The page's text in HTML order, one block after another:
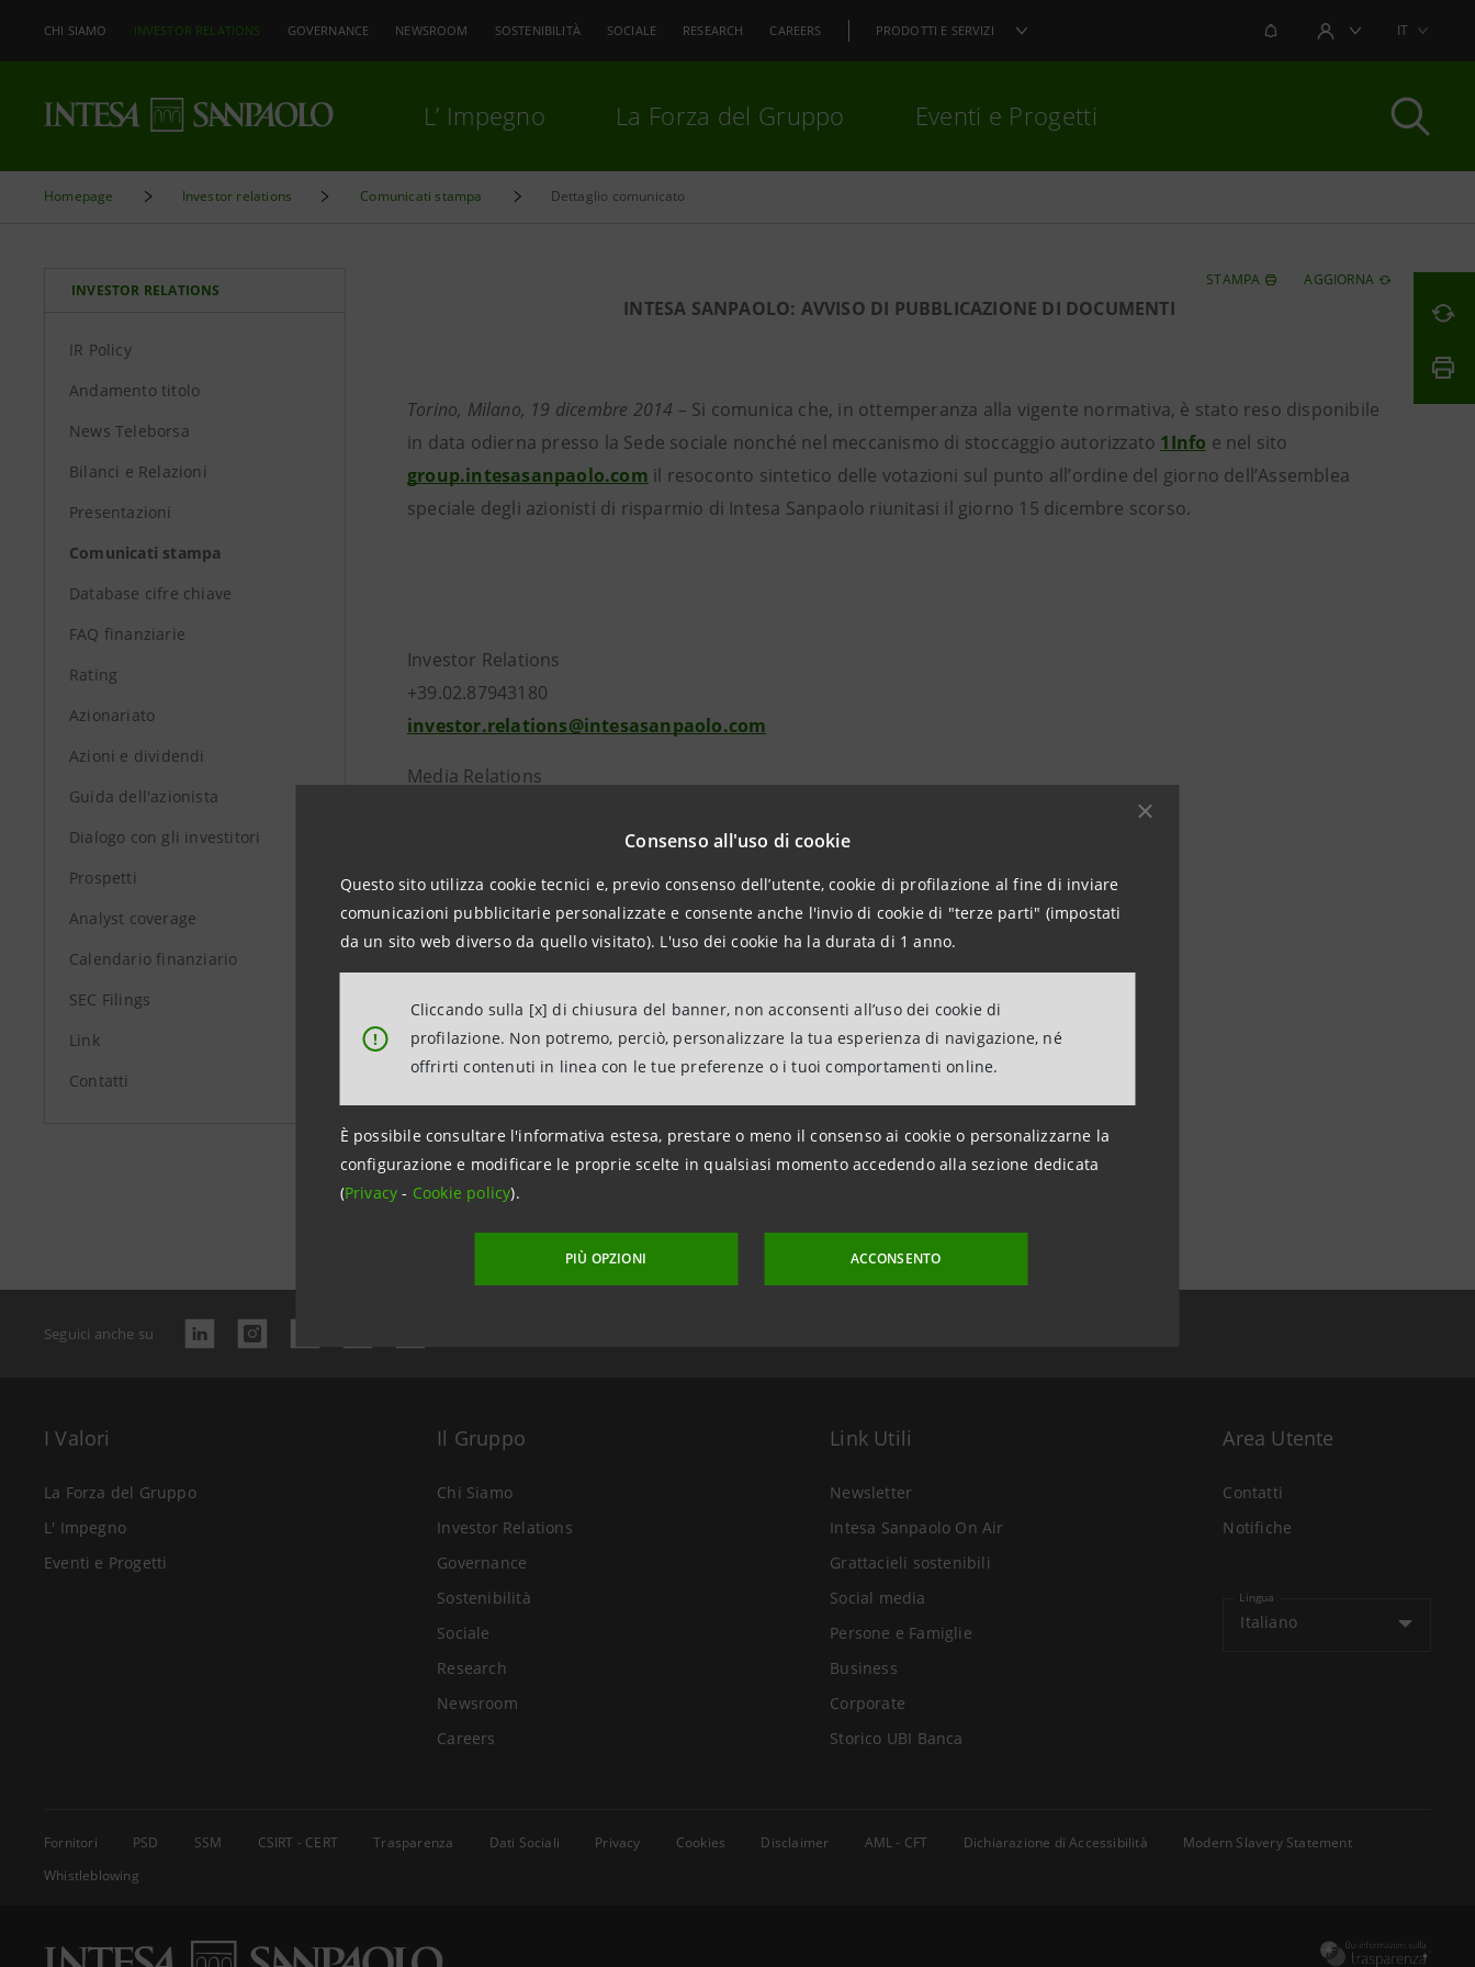
Consenso all'uso di cookie
Questo sito utilizza cookie tecnici e, previo consenso dell’utente, cookie di profilazione al fine di inviare
comunicazioni pubblicitarie personalizzate e consente anche l'invio di cookie di "terze parti" (impostati
da un sito web diverso da quello visitato). L'uso dei cookie ha la durata di 1 anno.
!
Cliccando sulla [x] di chiusura del banner, non acconsenti all’uso dei cookie di
profilazione. Non potremo, perciò, personalizzare la tua esperienza di navigazione, né
offrirti contenuti in linea con le tue preferenze o i tuoi comportamenti online.
È possibile consultare l'informativa estesa, prestare o meno il consenso ai cookie o personalizzarne la
configurazione e modificare le proprie scelte in qualsiasi momento accedendo alla sezione dedicata
(Privacy- Cookie policy).
PIÙ OPZIONI ACCONSENTO
CHI SIAMO INVESTOR RELATIONS GOVERNANCE NEWSROOM SOSTENIBILITÀ SOCIALE RESEARCH CAREERS PRODOTTI E SERVIZI NOTIFICHEAREA UTENTEIT
L’ Impegno La Forza del Gruppo Eventi e Progetti
Homepage Investor relations Comunicati stampa Dettaglio comunicato
INVESTOR RELATIONS
IR Policy
Andamento titolo
News Teleborsa
Bilanci e Relazioni
Presentazioni
Comunicati stampa
Database cifre chiave
FAQ finanziarie
Rating
Azionariato
Azioni e dividendi
Guida dell'azionista
Dialogo con gli investitori
Prospetti
Analyst coverage
Calendario finanziario
SEC Filings
Link
Contatti
STAMPA AGGIORNA
INTESA SANPAOLO: AVVISO DI PUBBLICAZIONE DI DOCUMENTI
Torino, Milano, 19 dicembre 2014 – Si comunica che, in ottemperanza alla vigente normativa, è stato reso disponibile
in data odierna presso la Sede sociale nonché nel meccanismo di stoccaggio autorizzato 1Info e nel sito
group.intesasanpaolo.com il resoconto sintetico delle votazioni sul punto all’ordine del giorno dell’Assemblea
speciale degli azionisti di risparmio di Intesa Sanpaolo riunitasi il giorno 15 dicembre scorso.
Investor Relations
+39.02.87943180
investor.relations@intesasanpaolo.com
Media Relations
stampa@intesasanpaolo.com
group.intesasanpaolo.com
Data ultimo aggiornamento 19 dicembre 2014 alle ore 12:51
Seguici anche su
I Valori
La Forza del Gruppo
L' Impegno
Eventi e Progetti
Il Gruppo
Chi Siamo
Investor Relations
Governance
Sostenibilità
Sociale
Research
Newsroom
Careers
Link Utili
Newsletter
Intesa Sanpaolo On Air
Grattacieli sostenibili
Social media
Persone e Famiglie
Business
Corporate
Storico UBI Banca
Area Utente
Contatti
Notifiche
Lingua
Italiano
Fornitori PSD SSM CSIRT - CERT Trasparenza Dati Sociali Privacy Cookies Disclaimer AML - CFT Dichiarazione di Accessibilità
Modern Slavery Statement
Whistleblowing